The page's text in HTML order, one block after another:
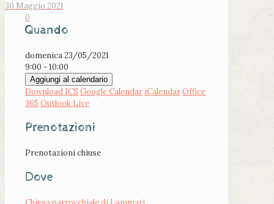
30 Maggio 2021
0
Quando
domenica 23/05/2021
9:00 - 10:00
Aggiungi al calendario
Download ICS Google Calendar iCalendarOffice
365 Outlook Live
Prenotazioni
Prenotazioni chiuse
Dove